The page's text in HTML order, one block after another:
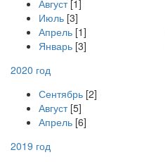
Август[1]
Июль [3]
Апрель [1]
Январь [3]
2020 год
Сентябрь [2]
Август[5]
Апрель [6]
2019 год